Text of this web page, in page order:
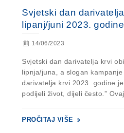
Svjetski dan
lipanj/juni 2023. godine
14/06/2023
Svjetski dan darivatelja krvi
lipnja/juna, a slogan
darivatelja krvi 2023. godine
podijeli život, dijeli često.”
PROČITAJ VIŠE